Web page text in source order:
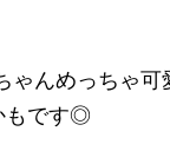
ゃんめっちゃ
もです◎